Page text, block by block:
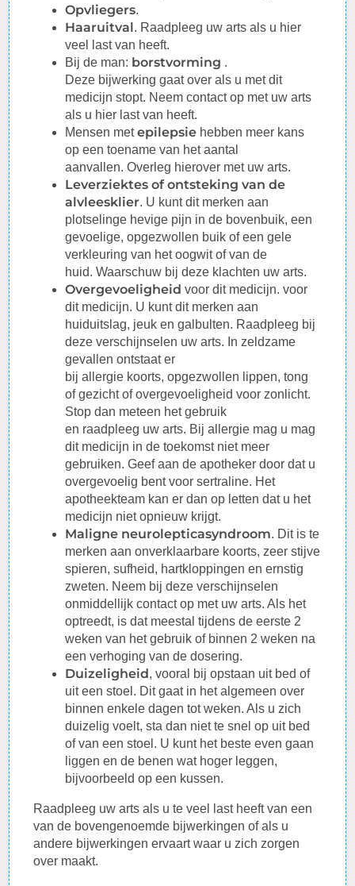
Opvliegers.
Haaruitval. Raadpleeg uw arts als u hier
veel last van heeft.
Bij de man: borstvorming .
Deze bijwerking gaat over als u met dit
medicijn stopt. Neem contact op met uw arts
als u hier last van heeft.
Mensen metepilepsie hebben meer kans
op een toename van het aantal
aanvallen.Overleg hierover met uw arts.
Leverziektes of ontsteking van de
alvleesklier. U kunt dit merken aan
plotselinge hevige pijn in de bovenbuik, een
gevoelige,opgezwollen buik of een gele
verkleuring van het oogwit of van de
huid.Waarschuw bij deze klachten uw arts.
Overgevoeligheidvoor dit medicijn. voor
dit medicijn. U kunt dit merken aan
huiduitslag, jeuk en galbulten. Raadpleeg bij
deze verschijnselen uw arts. In zeldzame
gevallen ontstaat er
bijallergie koorts,opgezwollen lippen, tong
of gezicht of overgevoeligheid voor zonlicht.
Stop dan meteen het gebruik
en raadpleeg uw arts. Bijallergie mag u mag
dit medicijn in de toekomst niet meer
gebruiken. Geef aan de apotheker door dat u
overgevoelig bent voor sertraline. Het
apotheekteam kan er dan op letten dat u het
medicijn niet opnieuw krijgt.
Maligne neurolepticasyndroom. Dit is te
merken aan onverklaarbare koorts, zeer stijve
spieren, sufheid, hartkloppingen en ernstig
zweten. Neem bij deze verschijnselen
onmiddellijk contact op met uw arts. Als het
optreedt, is dat meestal tijdens de eerste 2
weken van het gebruik of binnen 2 weken na
een verhoging van dedosering.
Duizeligheid, vooral bij opstaan uit bed of
uit een stoel. Dit gaat in het algemeen over
binnen enkele dagen tot weken. Als u zich
duizelig voelt, sta dan niet te snel op uit bed
of van een stoel. U kunt het beste even gaan
liggen en de benen wat hoger leggen,
bijvoorbeeld op een kussen.
Raadpleeg uw arts als u te veel last heeft van een
van de bovengenoemde bijwerkingen of als u
andere bijwerkingen ervaart waar u zich zorgen
over maakt.